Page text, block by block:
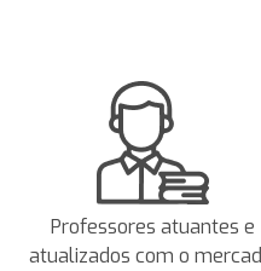
Professores atuantes e
atualizados com o